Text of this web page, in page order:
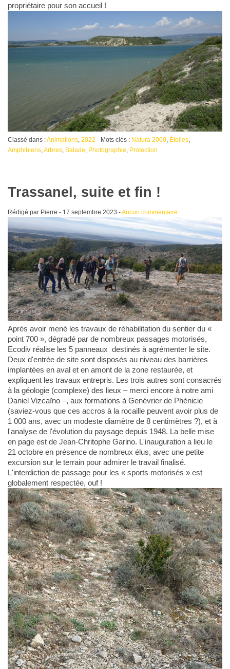
propriétaire pour son accueil !
Classé dans :Animations, 2022 - Mots clés : Natura 2000, Étoiles,
Amphibiens,Arbres, Balade, Photographie, Protection
Trassanel, suite et fin !
Rédigé par Pierre - 17 septembre 2023 -Aucun commentaire
Après avoir mené les travaux de réhabilitation du sentier du «
point 700 », dégradé par de nombreux passages motorisés,
Ecodiv réalise les 5 panneaux destinés à agrémenter le site.
Deux d'entrée de site sont disposés au niveau des barrières
implantées en aval et en amont de la zone restaurée, et
expliquent les travaux entrepris. Les trois autres sont consacrés
à la géologie (complexe) des lieux – merci encore à notre ami
Daniel Vizcaïno –, aux formations à Genévrier de Phénicie
(saviez-vous que ces accros à la rocaille peuvent avoir plus de
1 000 ans, avec un modeste diamètre de 8 centimètres ?), et à
l'analyse de l'évolution du paysage depuis 1948. La belle mise
en page est de Jean-Chritophe Garino. L'inauguration a lieu le
21 octobre en présence de nombreux élus, avec une petite
excursion sur le terrain pour admirer le travail finalisé.
L'interdiction de passage pour les « sports motorisés » est
globalement respectée, ouf !